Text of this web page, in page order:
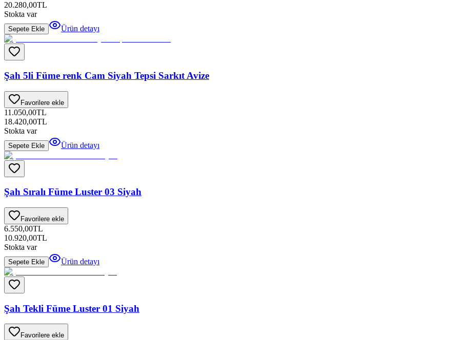
20.280,00TL
Stokta var
Sepete Ekle Ürün detayı
Şah 5li Füme renk Cam Siyah Tepsi Sarkıt Avize
Favorilere ekle
11.050,00TL
18.420,00TL
Stokta var
Sepete Ekle Ürün detayı
Şah Sıralı Füme Luster 03 Siyah
Favorilere ekle
6.550,00TL
10.920,00TL
Stokta var
Sepete Ekle Ürün detayı
Şah Tekli Füme Luster 01 Siyah
Favorilere ekle